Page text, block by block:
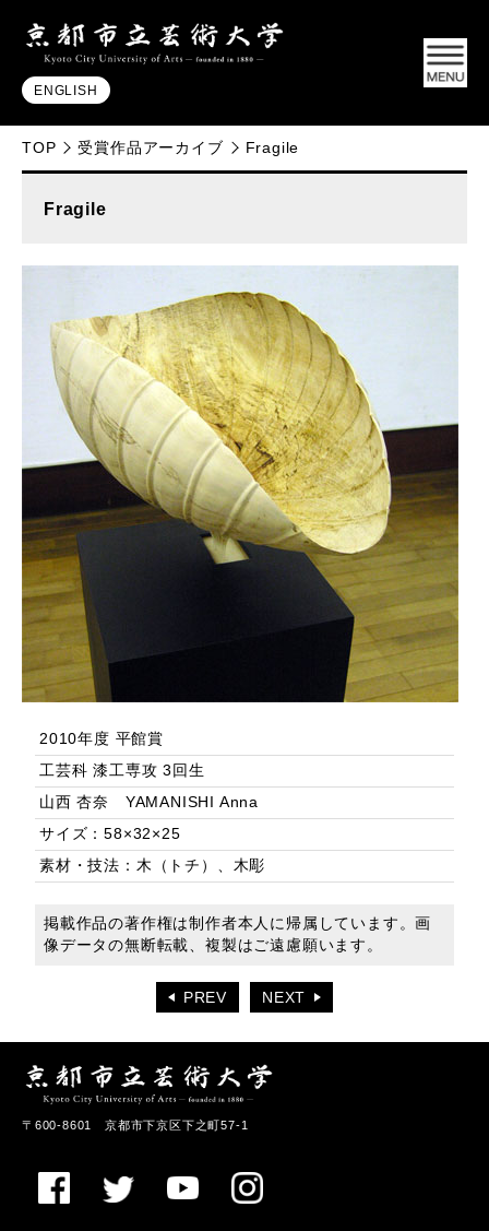
ENGLISH
TOP 受賞作品アーカイブ Fragile
Fragile
2010年度 平館賞
工芸科 漆工専攻 3回生
山西 杏奈 YAMANISHI Anna
サイズ：58×32×25
素材・技法：木（トチ）、木彫
掲載作品の著作権は制作者本人に帰属しています。画
像データの無断転載、複製はご遠慮願います。
PREV NEXT
〒600-8601 京都市下京区下之町57-1